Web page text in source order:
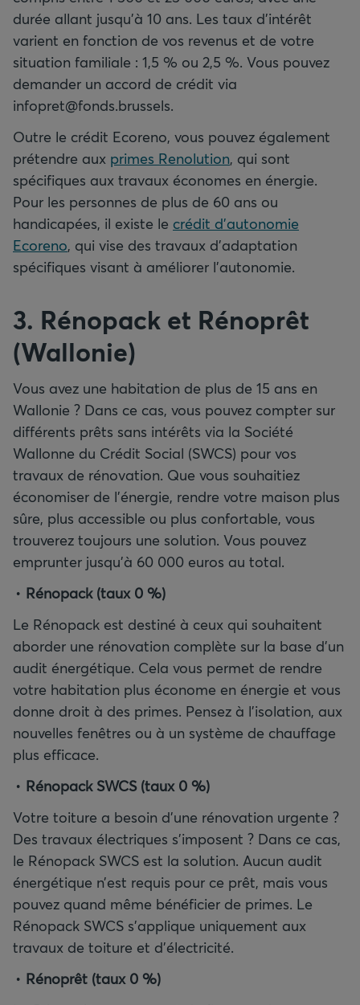
durée allant jusqu’à 10 ans. Les taux d’intérêt
varient en fonction de vos revenus et de votre
situation familiale : 1,5 % ou 2,5 %. Vous pouvez
demander un accord de crédit via
infopret@fonds.brussels.
Outre le crédit Ecoreno, vous pouvez également
prétendre aux primes Renolution, qui sont
spécifiques aux travaux économes en énergie.
Pour les personnes de plus de 60 ans ou
handicapées, il existe le crédit d’autonomie
Ecoreno, qui vise des travaux d’adaptation
spécifiques visant à améliorer l’autonomie.
3. Rénopack et Rénoprêt
(Wallonie)
Vous avez une habitation de plus de 15 ans en
Wallonie ? Dans ce cas, vous pouvez compter sur
différents prêts sans intérêts via la Société
Wallonne du Crédit Social (SWCS) pour vos
travaux de rénovation. Que vous souhaitiez
économiser de l’énergie, rendre votre maison plus
sûre, plus accessible ou plus confortable, vous
trouverez toujours une solution. Vous pouvez
emprunter jusqu’à 60 000 euros au total.
Rénopack (taux 0 %)
Le Rénopack est destiné à ceux qui souhaitent
aborder une rénovation complète sur la base d’un
audit énergétique. Cela vous permet de rendre
votre habitation plus économe en énergie et vous
donne droit à des primes. Pensez à l’isolation, aux
nouvelles fenêtres ou à un système de chauffage
plus efficace.
Rénopack SWCS (taux 0 %)
Votre toiture a besoin d’une rénovation urgente ?
Des travaux électriques s’imposent ? Dans ce cas,
le Rénopack SWCS est la solution. Aucun audit
énergétique n’est requis pour ce prêt, mais vous
pouvez quand même bénéficier de primes. Le
Rénopack SWCS s’applique uniquement aux
travaux de toiture et d’électricité.
Rénoprêt (taux 0 %)